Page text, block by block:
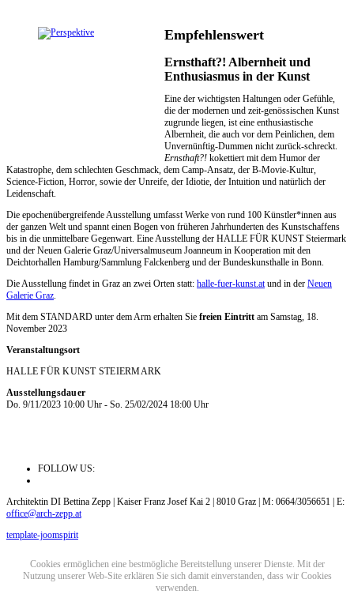
Empfehlenswert
Ernsthaft?! Albernheit und
Enthusiasmus in der Kunst
Eine der wichtigsten Haltungen oder Gefühle,
die der modernen und zeit-genössischen Kunst
zugrunde liegen, ist eine enthusiastische
Albernheit, die auch vor dem Peinlichen, dem
Unvernünftig-Dummen nicht zurück-schreckt.
Ernsthaft?! kokettiert mit dem Humor der
Katastrophe, dem schlechten Geschmack, dem Camp-Ansatz, der B-Movie-Kultur,
Science-Fiction, Horror, sowie der Unreife, der Idiotie, der Intuition und natürlich der
Leidenschaft.
Die epochenübergreifende Ausstellung umfasst Werke von rund 100 Künstler*innen aus
der ganzen Welt und spannt einen Bogen von früheren Jahrhunderten des Kunstschaffens
bis in die unmittelbare Gegenwart. Eine Ausstellung der HALLE FÜR KUNST Steiermark
und der Neuen Galerie Graz/​Universalmuseum Joanneum in Kooperation mit den
Deichtorhallen Hamburg/​Sammlung Falckenberg und der Bundeskunsthalle in Bonn.
Die Ausstellung findet in Graz an zwei Orten statt: halle-fuer-kunst.at und in der Neuen
Galerie Graz
Mit dem STANDARD unter dem Arm erhalten Sie freien Eintritt am Samstag, 18.
November 2023
Veranstaltungsort
HALLE FÜR KUNST STEIERMARK
Ausstellungsdauer
Do. 9/11/2023 10:00 Uhr - So. 25/02/2024 18:00 Uhr
FOLLOW US:
Architektin DI Bettina Zepp | Kaiser Franz Josef Kai 2 | 8010 Graz | M: 0664/3056651 | E:
office@arch-zepp.at
template-joomspirit
Cookies ermöglichen eine bestmögliche Bereitstellung unserer Dienste. Mit der
Nutzung unserer Web-Site erklären Sie sich damit einverstanden, dass wir Cookies
verwenden.